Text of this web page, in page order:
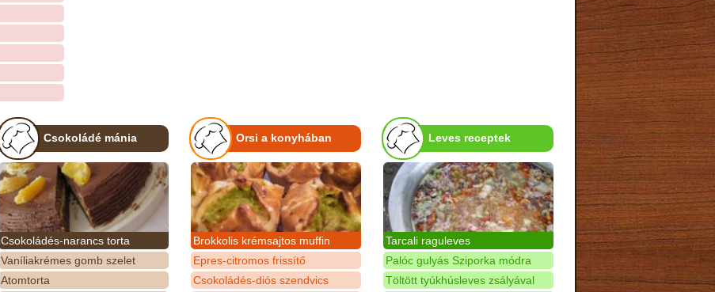
Csokoládé mánia
Csokoládés-narancs torta
Vaníliakrémes gomb szelet
Atomtorta
Orsi a konyhában
Brokkolis krémsajtos muffin
Epres-citromos frissítő
Csokoládés-diós szendvics
Leves receptek
Tarcali raguleves
Palóc gulyás Sziporka módra
Töltött tyúkhúsleves zsályával